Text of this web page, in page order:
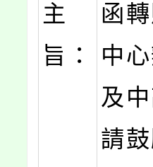
主
旨：
函
中
及
請